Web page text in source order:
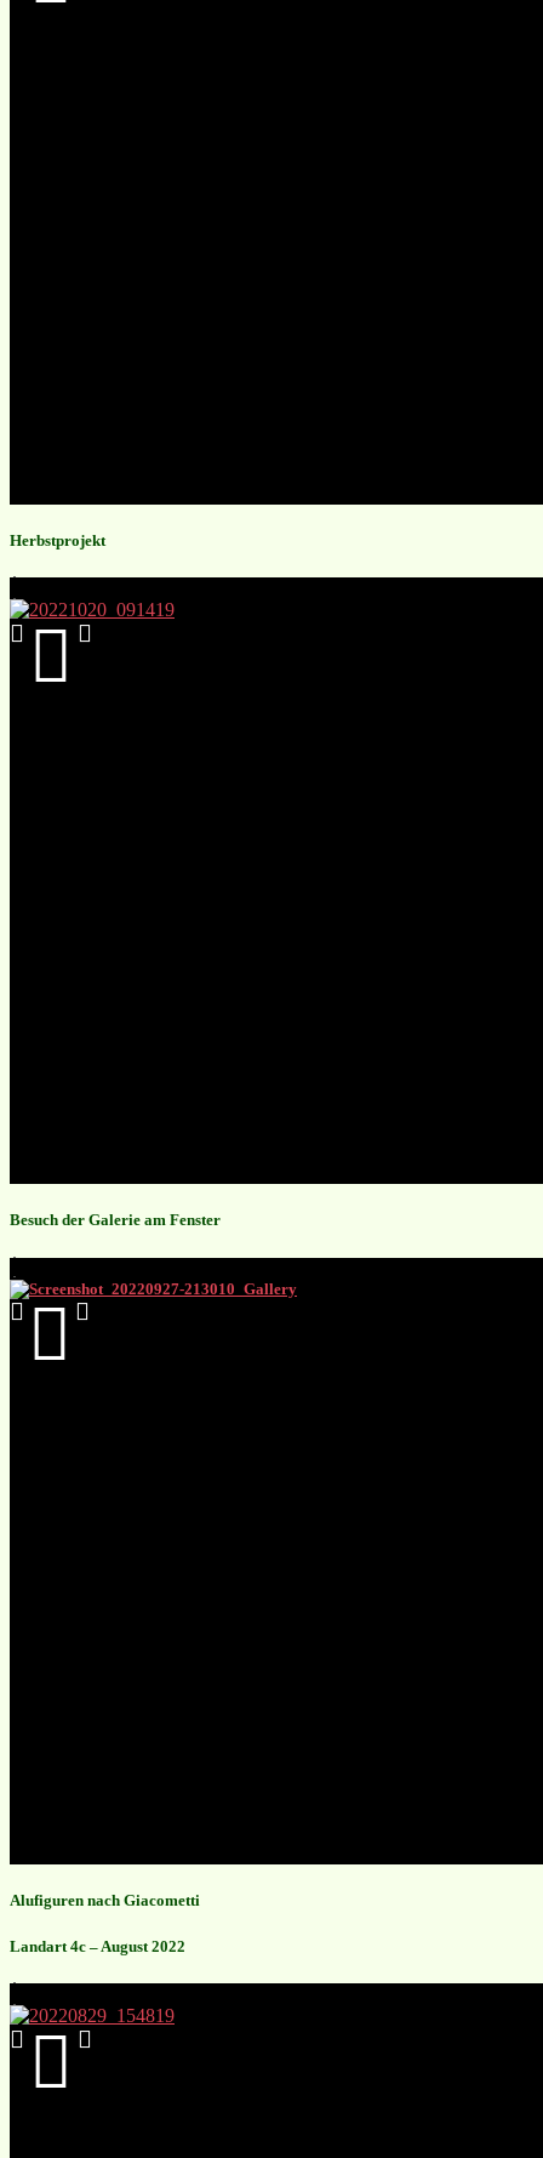
Herbstprojekt
Besuch der Galerie am Fenster
Alufiguren nach Giacometti
Landart 4c – August 2022